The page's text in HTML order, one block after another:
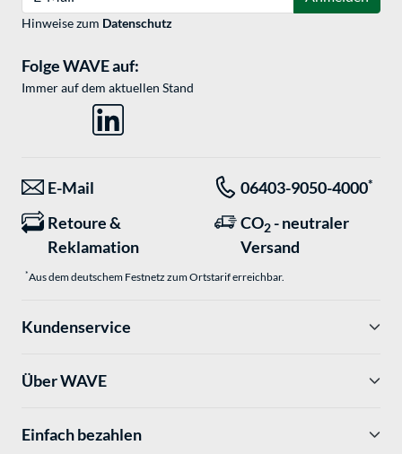
Hinweise zum Datenschutz
Folge WAVE auf:
Immer auf dem aktuellen Stand
E-Mail 06403-9050-4000*
Retoure &
Reklamation
CO2 - neutraler
Versand
*Aus dem deutschem Festnetz zum Ortstarif erreichbar.
Kundenservice
Über WAVE
Einfach bezahlen